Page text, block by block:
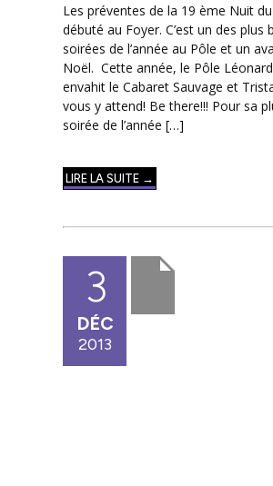
Les préventes de la 19 ème Nuit
débuté au Foyer. C’est un des plus
soirées de l’année au Pôle et un
Noël. Cette année, le Pôle
envahit le Cabaret Sauvage et
vous y attend! Be there!!! Pour sa
soirée de l’année […]
LIRE LA SUITE →
3
DÉC
2013